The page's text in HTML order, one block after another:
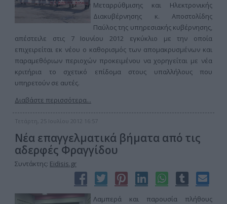
Μεταρρύθμισης και Ηλεκτρονικής
Διακυβέρνησης κ. Αποστολίδης
Παύλος της υπηρεσιακής κυβέρνησης,
απέστειλε στις 7 Ιουνίου 2012 εγκύκλιο με την οποία
επιχειρείται εκ νέου ο καθορισμός των απομακρυσμένων και
παραμεθόριων περιοχών προκειμένου να χορηγείται με νέα
κριτήρια το σχετικό επίδομα στους υπαλλήλους που
υπηρετούν σε αυτές.
Διαβάστε περισσότερα...
Τετάρτη, 25 Ιουλίου 2012 16:57
Νέα επαγγελματικά βήματα από τις
αδερφές Φραγγίδου
Συντάκτης: Eidisis.gr
Λαμπερά και παρουσία πλήθους